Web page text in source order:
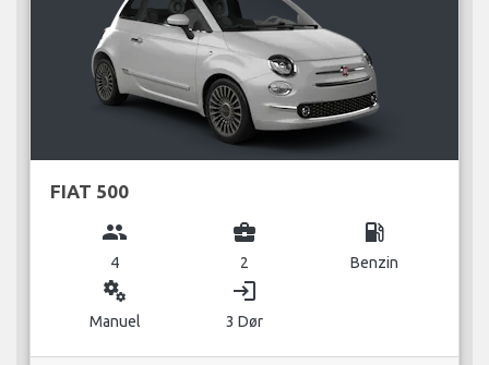
FIAT 500
group
4
business_center
2
local_gas_station
Benzin
miscellaneous_services
Manuel
login
3 Dør